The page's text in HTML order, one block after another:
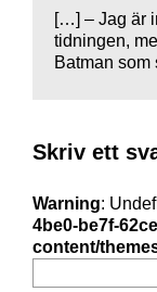
[…] – Jag är
tidningen,
Batman
Skriv ett
Warning:
4be0-be7f-
content/